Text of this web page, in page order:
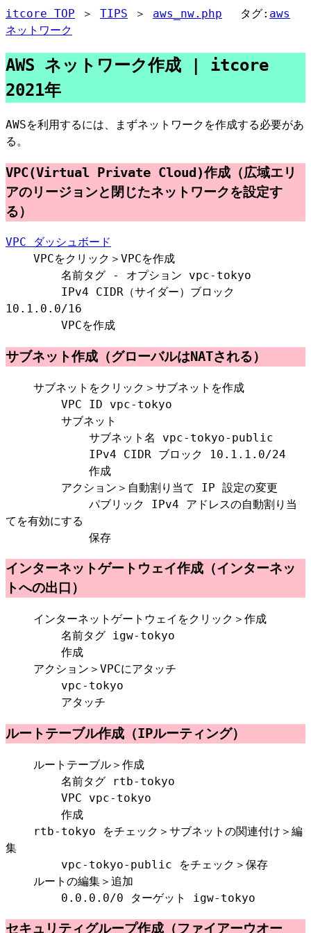
itcore TOP ＞ TIPS ＞ aws_nw.php タグ: aws
ネットワーク
AWS ネットワーク作成 | itcore
2021年
AWSを利用するには、まずネットワークを作成する必要があ
る。
VPC(Virtual Private Cloud)作成（広域エリ
アのリージョンと閉じたネットワークを設定す
る）
VPC ダッシュボード
VPCをクリック＞VPCを作成
名前タグ - オプション vpc-tokyo
IPv4 CIDR（サイダー）ブロック
10.1.0.0/16
VPCを作成
サブネット作成（グローバルはNATされる）
サブネットをクリック＞サブネットを作成
VPC ID vpc-tokyo
サブネット
サブネット名 vpc-tokyo-public
IPv4 CIDR ブロック 10.1.1.0/24
作成
アクション＞自動割り当て IP 設定の変更
パブリック IPv4 アドレスの自動割り当
てを有効にする
保存
インターネットゲートウェイ作成（インターネッ
トへの出口）
インターネットゲートウェイをクリック＞作成
名前タグ igw-tokyo
作成
アクション＞VPCにアタッチ
vpc-tokyo
アタッチ
ルートテーブル作成（IPルーティング）
ルートテーブル＞作成
名前タグ rtb-tokyo
VPC vpc-tokyo
作成
rtb-tokyo をチェック＞サブネットの関連付け＞編
集
vpc-tokyo-public をチェック＞保存
ルートの編集＞追加
0.0.0.0/0 ターゲット igw-tokyo
セキュリティグループ作成（ファイアーウオー